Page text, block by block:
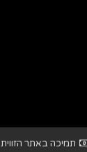
תמיכה באתר הזווית